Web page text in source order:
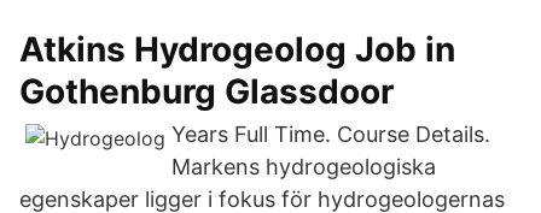
Atkins Hydrogeolog Job in
Gothenburg Glassdoor
Years Full Time. Course Details.
Markens hydrogeologiska
egenskaper ligger i fokus för hydrogeologernas